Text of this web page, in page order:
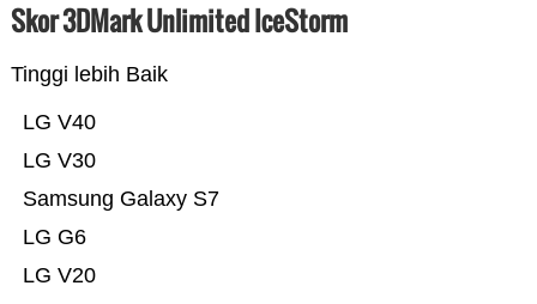
Skor 3DMark Unlimited IceStorm
Tinggi lebih Baik
LG V20
LG G6
Samsung Galaxy S7
LG V30
LG V40